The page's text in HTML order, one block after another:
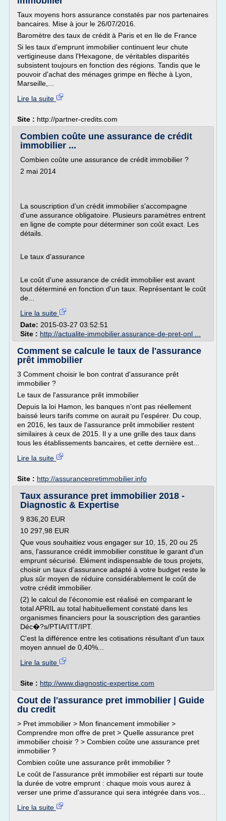
Taux moyens hors assurance constatés par nos partenaires
bancaires. Mise à jour le 26/07/2016.
Baromètre des taux de crédit à Paris et en Ile de France
Si les taux d'emprunt immobilier continuent leur chute
vertigineuse dans l'Hexagone, de véritables disparités
subsistent toujours en fonction des régions. Tandis que le
pouvoir d'achat des ménages grimpe en flèche à Lyon,
Marseille,...
Lire la suite
Site : http://partner-credits.com
Combien coûte une assurance de crédit
immobilier ...
Combien coûte une assurance de crédit immobilier ?
2 mai 2014
La souscription d'un crédit immobilier s'accompagne
d'une assurance obligatoire. Plusieurs paramètres entrent
en ligne de compte pour déterminer son coût exact. Les
détails.
Le taux d'assurance
Le coût d'une assurance de crédit immobilier est avant
tout déterminé en fonction d'un taux. Représentant le coût
de...
Lire la suite
Date: 2015-03-27 03:52:51
Site : http://actualite-immobilier.assurance-de-pret-onl ...
Comment se calcule le taux de l'assurance
prêt immobilier
3 Comment choisir le bon contrat d'assurance prêt
immobilier ?
Le taux de l'assurance prêt immobilier
Depuis la loi Hamon, les banques n'ont pas réellement
baissé leurs tarifs comme on aurait pu l'espérer. Du coup,
en 2016, les taux de l'assurance prêt immobilier restent
similaires à ceux de 2015. Il y a une grille des taux dans
tous les établissements bancaires, et cette dernière est...
Lire la suite
Site : http://assurancepretimmobilier.info
Taux assurance pret immobilier 2018 -
Diagnostic & Expertise
9 836,20 EUR
10 297,98 EUR
Que vous souhaitiez vous engager sur 10, 15, 20 ou 25
ans, l'assurance crédit immobilier constitue le garant d'un
emprunt sécurisé. Elément indispensable de tous projets,
choisir un taux d'assurance adapté à votre budget reste le
plus sûr moyen de réduire considérablement le coût de
votre crédit immobilier.
(2) le calcul de l'économie est réalisé en comparant le
total APRIL au total habituellement constaté dans les
organismes financiers pour la souscription des garanties
Déc�?s/PTIA/ITT/IPT.
C'est la différence entre les cotisations résultant d'un taux
moyen annuel de 0,40%...
Lire la suite
Site : http://www.diagnostic-expertise.com
Cout de l'assurance pret immobilier | Guide
du credit
> Pret immobilier > Mon financement immobilier >
Comprendre mon offre de pret > Quelle assurance pret
immobilier choisir ? > Combien coûte une assurance pret
immobilier ?
Combien coûte une assurance prêt immobilier ?
Le coût de l'assurance prêt immobilier est réparti sur toute
la durée de votre emprunt : chaque mois vous aurez à
verser une prime d'assurance qui sera intégrée dans vos...
Lire la suite